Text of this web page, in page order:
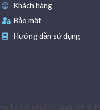
Khách hàng
Bảo mật
Hướng dẫn sử dụng